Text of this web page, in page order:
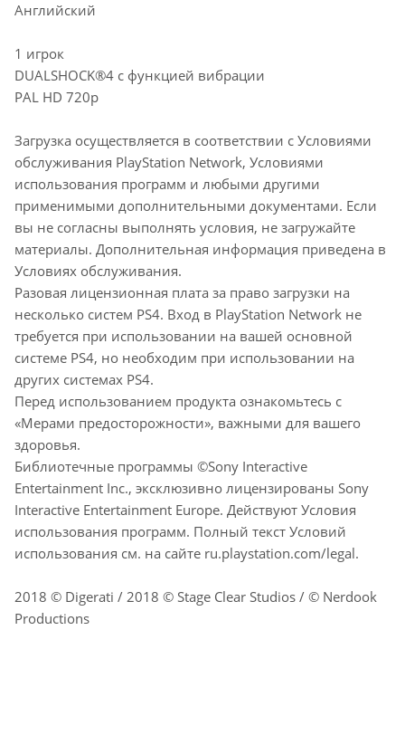
Английский
1 игрок
DUALSHOCK®4 с функцией вибрации
PAL HD 720p
Загрузка осуществляется в соответствии с Условиями
обслуживания PlayStation Network, Условиями
использования программ и любыми другими
применимыми дополнительными документами. Если
вы не согласны выполнять условия, не загружайте
материалы. Дополнительная информация приведена в
Условиях обслуживания.
Разовая лицензионная плата за право загрузки на
несколько систем PS4. Вход в PlayStation Network не
требуется при использовании на вашей основной
системе PS4, но необходим при использовании на
других системах PS4.
Перед использованием продукта ознакомьтесь с
«Мерами предосторожности», важными для вашего
здоровья.
Библиотечные программы ©Sony Interactive
Entertainment Inc., эксклюзивно лицензированы Sony
Interactive Entertainment Europe. Действуют Условия
использования программ. Полный текст Условий
использования см. на сайте ru.playstation.com/legal.
2018 © Digerati / 2018 © Stage Clear Studios / © Nerdook
Productions